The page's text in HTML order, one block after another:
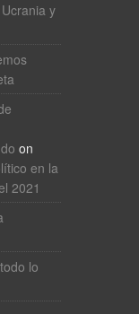
y
on
en la
2021
lo